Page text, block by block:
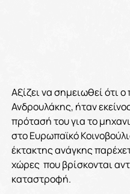
Αξίζει να σημειωθεί ότι
Ανδρουλάκης, ήταν
πρότασή του για το
στο Ευρωπαϊκό
έκτακτης ανάγκης
χώρες που βρίσκονται
καταστροφή.